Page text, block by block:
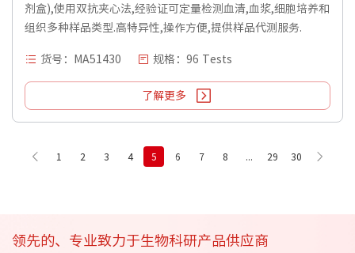
剂盒),使用双抗夹心法,经验证可定量检测血清,血浆,细胞培养和
组织多种样品类型.高特异性,操作方便,提供样品代测服务.
货号：MA51430 规格：96 Tests
了解更多
1 2 3 4 5 6 7 8 29 30
领先的、专业致力于生物科研产品供应商